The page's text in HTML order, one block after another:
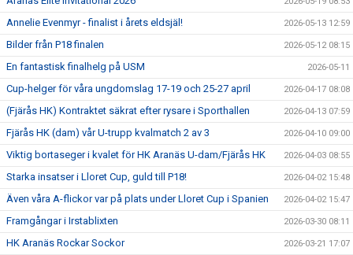
Annelie Evenmyr - finalist i årets eldsjäl! 2026-05-13 12:59
Bilder från P18 finalen 2026-05-12 08:15
En fantastisk finalhelg på USM 2026-05-11
Cup-helger för våra ungdomslag 17-19 och 25-27 april 2026-04-17 08:08
(Fjärås HK) Kontraktet säkrat efter rysare i Sporthallen 2026-04-13 07:59
Fjärås HK (dam) vår U-trupp kvalmatch 2 av 3 2026-04-10 09:00
Viktig bortaseger i kvalet för HK Aranäs U-dam/Fjärås HK 2026-04-03 08:55
Starka insatser i Lloret Cup, guld till P18! 2026-04-02 15:48
Även våra A-flickor var på plats under Lloret Cup i Spanien 2026-04-02 15:47
Framgångar i Irstablixten 2026-03-30 08:11
HK Aranäs Rockar Sockor 2026-03-21 17:07